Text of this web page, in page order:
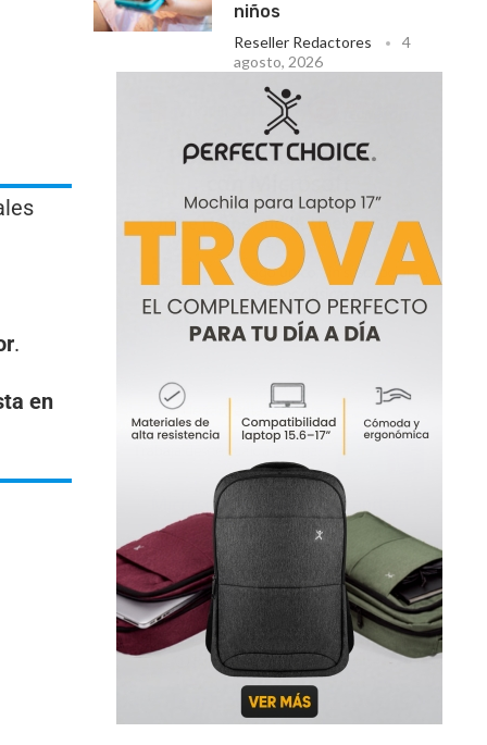
.
en
niños
Reseller Redactores
4
agosto, 2026